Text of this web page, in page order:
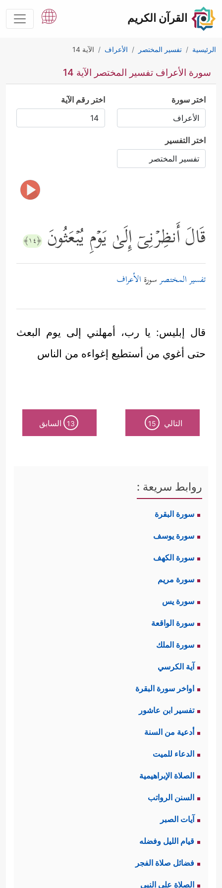
القرآن الكريم
الرئيسية تفسير المختصر الأعراف الآية 14
سورة الأعراف تفسير المختصر الآية 14
اختر سورة اختر رقم الآية
اختر التفسير
قَالَ أَنظِرۡنِیۤ إِلَىٰ یَوۡمِ یُبۡعَثُونَ ﴿١٤﴾
تفسير المختصرسورة الأعراف
قال إبليس: يا رب، أمهلني إلى يوم البعث
حتى أغوي من أستطيع إغواءه من الناس
التالي 15
13 السابق
روابط سريعة :
سورة البقرة
سورة يوسف
سورة الكهف
سورة مريم
سورة يس
سورة الواقعة
سورة الملك
آية الكرسي
اواخر سورة البقرة
تفسير ابن عاشور
أدعية من السنة
الدعاء للميت
الصلاة الإبراهيمية
السنن الرواتب
آيات الصبر
قيام الليل وفضله
فضائل صلاة الفجر
الصلاة على النبي